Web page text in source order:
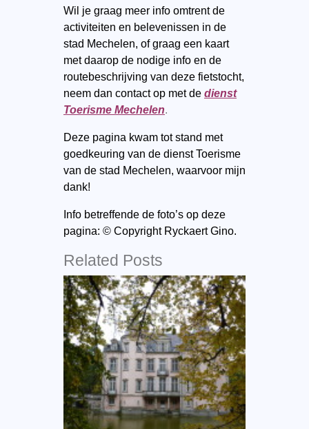
Wil je graag meer info omtrent de
activiteiten en belevenissen in de
stad Mechelen, of graag een kaart
met daarop de nodige info en de
routebeschrijving van deze fietstocht,
neem dan contact op met de dienst
Toerisme Mechelen.
Deze pagina kwam tot stand met
goedkeuring van de dienst Toerisme
van de stad Mechelen, waarvoor mijn
dank!
Info betreffende de foto’s op deze
pagina: © Copyright Ryckaert Gino.
Related Posts